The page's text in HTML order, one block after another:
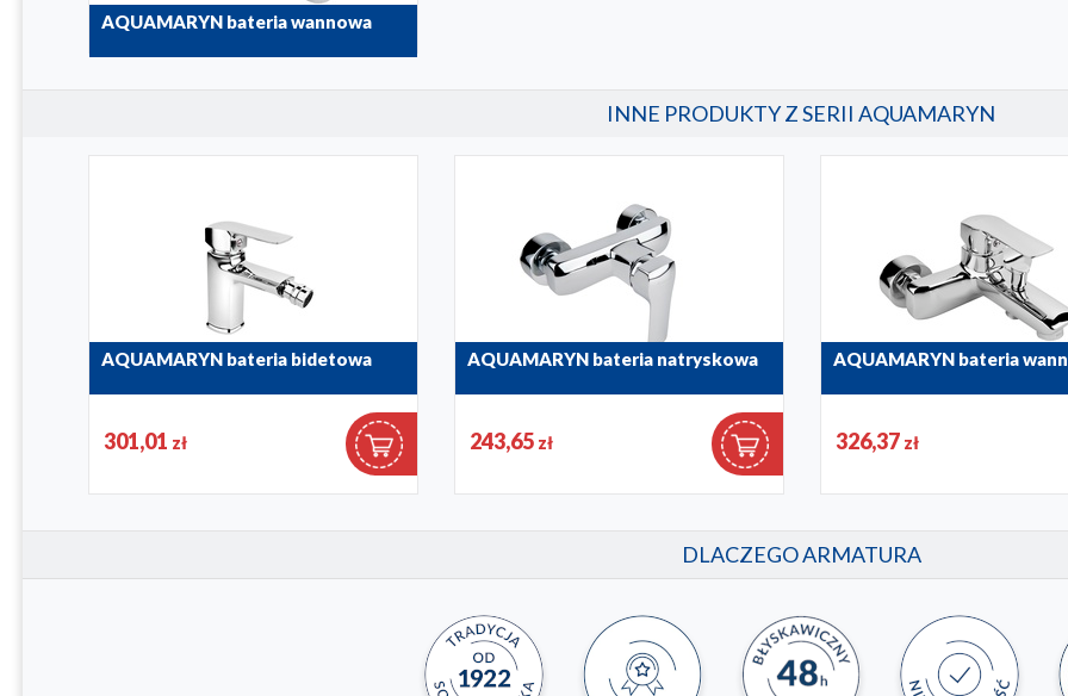
AQUAMARYN bateria wannowa
INNE PRODUKTY Z SERII AQUAMARYN
AQUAMARYN bateria bidetowa
301,01 zł
AQUAMARYN bateria natryskowa
243,65 zł
AQUAMARYN bateria
326,37 zł
DLACZEGO ARMATURA